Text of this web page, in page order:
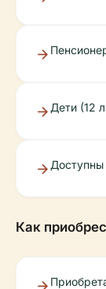
Дети (12
Доступны
Как